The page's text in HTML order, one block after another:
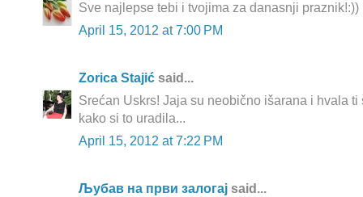
Sve najlepse tebi i tvojima za danasnji praznik!:))
April 15, 2012 at 7:00 PM
Zorica Stajić said...
Srećan Uskrs! Jaja su neobično išarana i hvala
kako si to uradila...
April 15, 2012 at 7:22 PM
Љубав на први залогај said...